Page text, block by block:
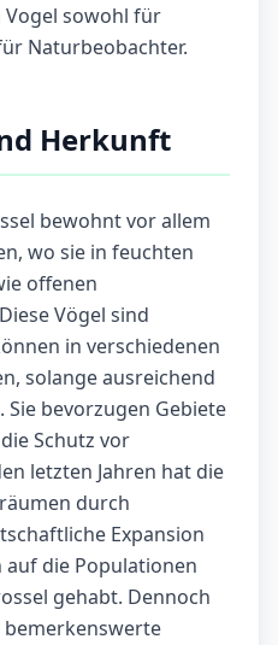
sowohl für
Naturbeobachter.
Herkunft
bewohnt vor allem
wo sie in feuchten
offenen
Vögel sind
in verschiedenen
solange ausreichend
bevorzugen Gebiete
Schutz vor
letzten Jahren hat die
durch
Expansion
die Populationen
gehabt. Dennoch
bemerkenswerte